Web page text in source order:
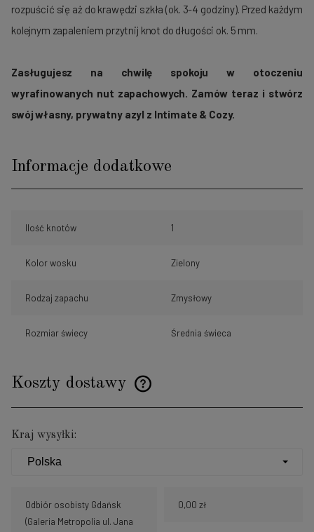
rozpuścić się aż do krawędzi szkła (ok. 3-4 godziny). Przed każdym
kolejnym zapaleniem przytnij knot do długości ok. 5 mm.
Zasługujesz na chwilę spokoju w otoczeniu
wyrafinowanych nut zapachowych. Zamów teraz i stwórz
swój własny, prywatny azyl z Intimate & Cozy.
Informacje dodatkowe
Ilość knotów 1
Kolor wosku Zielony
Rodzaj zapachu Zmysłowy
Rozmiar świecy Średnia świeca
Koszty dostawy
Cena nie zawiera ewentualnych kosztów płatności
Kraj wysyłki:
Odbiór osobisty Gdańsk
(Galeria Metropolia ul. Jana
0,00 zł